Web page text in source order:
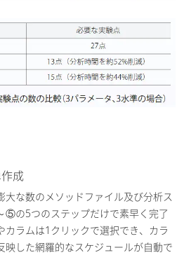
成
大な数のメソッドファイル及び分析ス
の5つのステップだけで素早く完了
カラムは1クリックで選択でき、カラ
映した網羅的なスケジュールが自動で